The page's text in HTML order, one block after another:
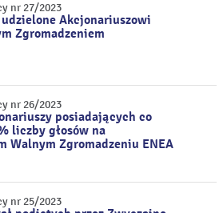
nr 27/2023
Akcjonariuszowi
Zgromadzeniem
nr 26/2023
posiadających co
liczby głosów na
Walnym Zgromadzeniu ENEA
nr 25/2023